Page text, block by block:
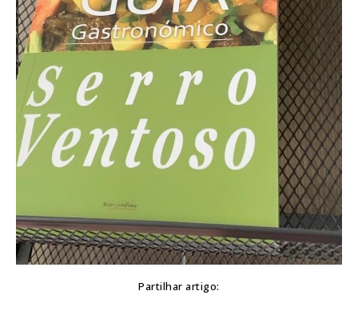
Partilhar artigo: